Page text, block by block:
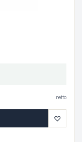
netto
♡